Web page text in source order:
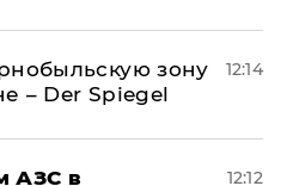
зону
– Der Spiegel
12:14
АЗС в
12:12